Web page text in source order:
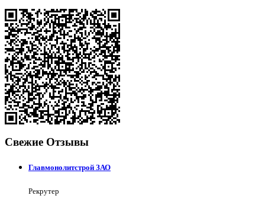
Свежие Отзывы
Главмонолитстрой ЗАО
Рекрутер